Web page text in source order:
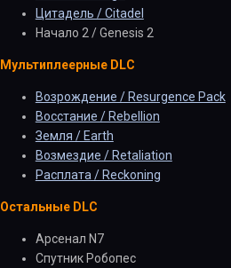
Цитадель / Citadel
Начало 2 / Genesis 2
Мультиплеерные DLC
Возрождение / Resurgence Pack
Восстание / Rebellion
Земля / Earth
Возмездие / Retaliation
Расплата / Reckoning
Остальные DLC
Арсенал N7
Спутник Робопес